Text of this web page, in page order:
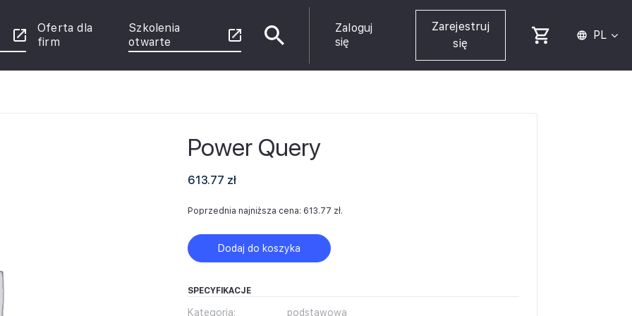
Oferta dla
firm
Szkolenia
otwarte
Zaloguj
się
Zarejestruj
się
PL
Power Query
613.77 zł
Poprzednia najniższa cena: 613.77 zł.
Dodaj do koszyka
SPECYFIKACJE
Kategoria: podstawowa